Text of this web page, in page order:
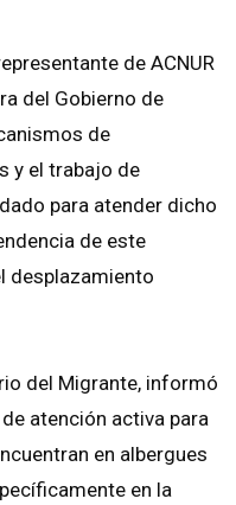
de ACNUR
del Gobierno de
de
y el trabajo de
para atender dicho
de este
desplazamiento
del Migrante, informó
atención activa para
en albergues
en la